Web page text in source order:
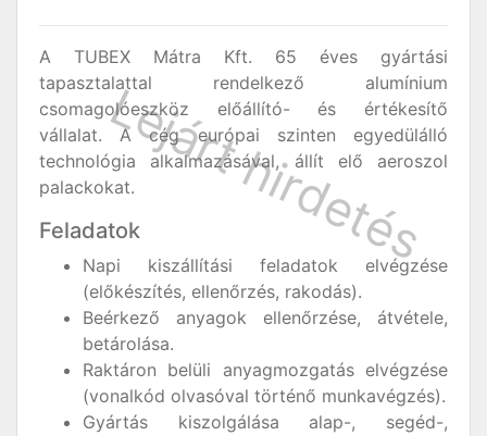
A TUBEX Mátra Kft. 65 éves gyártási
tapasztalattal rendelkező alumínium
csomagolóeszköz előállító- és értékesítő
vállalat. A cég európai szinten egyedülálló
technológia alkalmazásával, állít elő aeroszol
palackokat.
Feladatok
Napi kiszállítási feladatok elvégzése
(előkészítés, ellenőrzés, rakodás).
Beérkező anyagok ellenőrzése, átvétele,
betárolása.
Raktáron belüli anyagmozgatás elvégzése
(vonalkód olvasóval történő munkavégzés).
Gyártás kiszolgálása alap-, segéd-,